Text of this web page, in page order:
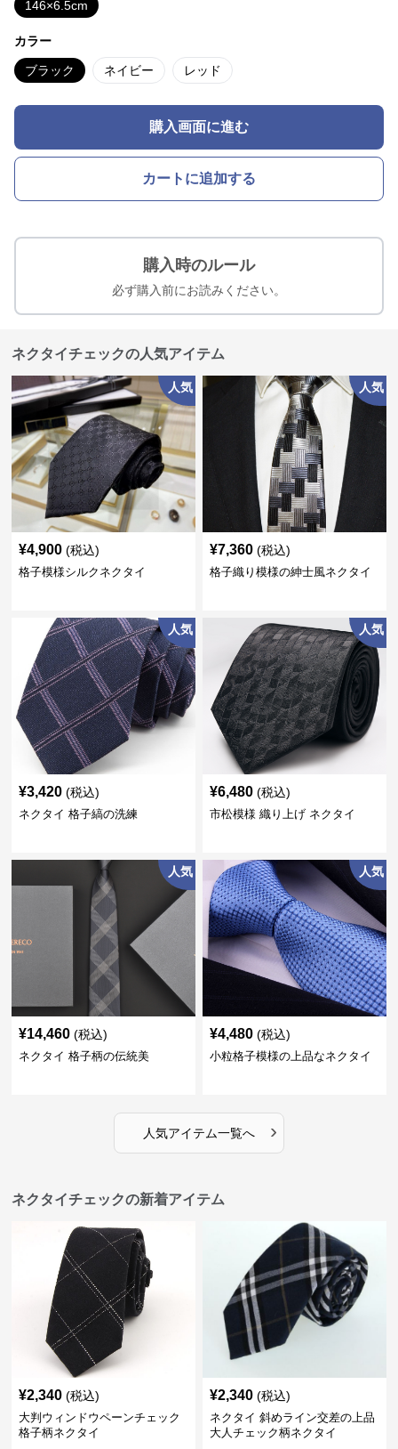
146×6.5cm
カラー
ブラック ネイビー レッド
購入画面に進む
カートに追加する
購入時のルール
必ず購入前にお読みください。
ネクタイチェックの人気アイテム
人気
¥4,900 (税込)
格子模様シルクネクタイ
人気
¥7,360 (税込)
格子織り模様の紳士風ネクタイ
人気
¥3,420 (税込)
ネクタイ 格子縞の洗練
人気
¥6,480 (税込)
市松模様 織り上げ ネクタイ
人気
¥14,460 (税込)
ネクタイ 格子柄の伝統美
人気
¥4,480 (税込)
小粒格子模様の上品なネクタイ
人気アイテム一覧へ ›
ネクタイチェックの新着アイテム
¥2,340 (税込)
大判ウィンドウペーンチェック
格子柄ネクタイ
¥2,340 (税込)
ネクタイ 斜めライン交差の上品
大人チェック柄ネクタイ